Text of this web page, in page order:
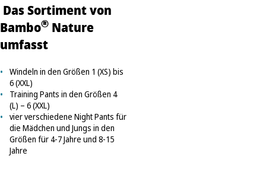
Das Sortiment von
Bambo® Nature
umfasst
Windeln in den Größen 1 (XS) bis
6 (XXL)
Training Pants in den Größen 4
(L) – 6 (XXL)
vier verschiedene Night Pants für
die Mädchen und Jungs in den
Größen für 4-7 Jahre und 8-15
Jahre